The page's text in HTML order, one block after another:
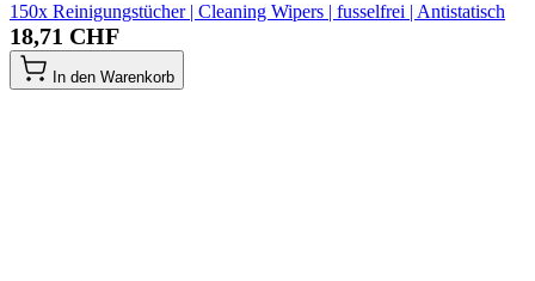
150x Reinigungstücher | Cleaning Wipers | fusselfrei | Antistatisch
18,71 CHF
In den Warenkorb